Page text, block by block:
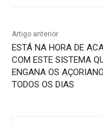
Artigo anterior
ESTÁ NA HORA DE
COM ESTE SISTEMA
ENGANA OS
TODOS OS DIAS